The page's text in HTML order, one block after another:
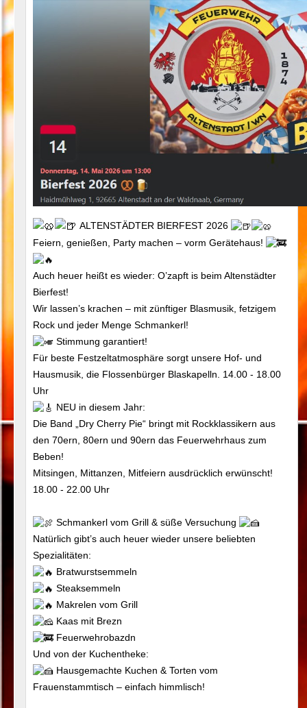
ALTENSTÄDTER BIERFEST 2026
Feiern, genießen, Party machen – vorm Gerätehaus!
Auch heuer heißt es wieder: O’zapft is beim Altenstädter
Bierfest!
Wir lassen’s krachen – mit zünftiger Blasmusik, fetzigem
Rock und jeder Menge Schmankerl!
Stimmung garantiert!
Für beste Festzeltatmosphäre sorgt unsere Hof- und
Hausmusik, die Flossenbürger Blaskapelln. 14.00 - 18.00
Uhr
NEU in diesem Jahr:
Die Band „Dry Cherry Pie“ bringt mit Rockklassikern aus
den 70ern, 80ern und 90ern das Feuerwehrhaus zum
Beben!
Mitsingen, Mittanzen, Mitfeiern ausdrücklich erwünscht!
18.00 - 22.00 Uhr
Schmankerl vom Grill & süße Versuchung
Natürlich gibt’s auch heuer wieder unsere beliebten
Spezialitäten:
Bratwurstsemmeln
Steaksemmeln
Makrelen vom Grill
Kaas mit Brezn
Feuerwehrobazdn
Und von der Kuchentheke:
Hausgemachte Kuchen & Torten vom
Frauenstammtisch – einfach himmlisch!